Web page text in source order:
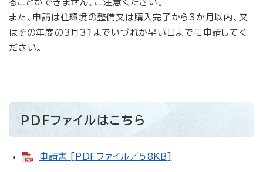
ることができません、ご注意ください。
また、申請は住環境の整備又は購入完了から3か月以内、又
はその年度の3月31までいづれか早い日までに申請してく
ださい。
PDFファイルはこちら
申請書 [PDFファイル／58KB]